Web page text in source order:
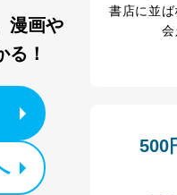
個人情報保護マネジメント
ていただきます。
ービス 個人情報問い合わせ係
漫画や
！
書店に並
会
500